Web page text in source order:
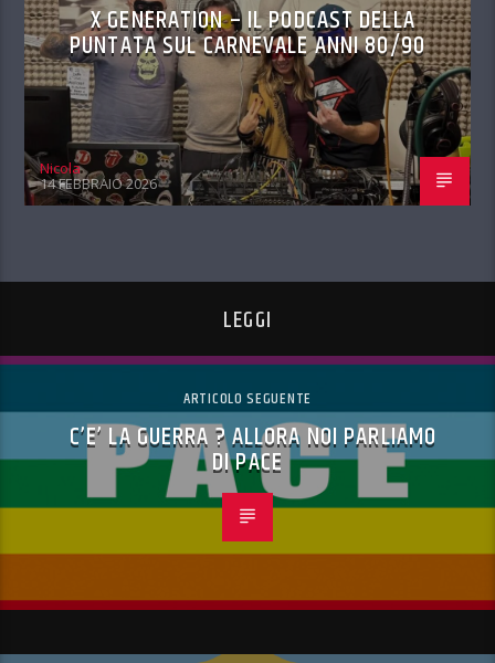
X GENERATION – IL PODCAST DELLA
PUNTATA SUL CARNEVALE ANNI 80/90
Nicola
14 FEBBRAIO 2026
LEGGI
ARTICOLO SEGUENTE
C’E’ LA GUERRA ? ALLORA NOI PARLIAMO
DI PACE